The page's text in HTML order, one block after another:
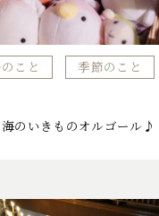
こと 季節のこと
のいきものオルゴール♪